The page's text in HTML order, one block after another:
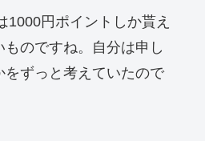
円ポイントしか貰え
のですね。自分は申し
ずっと考えていたので